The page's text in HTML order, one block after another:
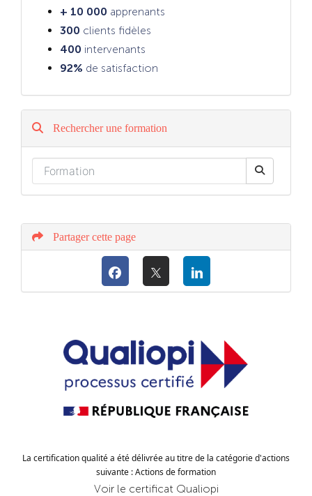
+ 10 000 apprenants
300 clients fidèles
400 intervenants
92% de satisfaction
Rechercher une formation
Partager cette page
La certification qualité a été délivrée au titre de la catégorie d'actions
suivante : Actions de formation
Voir le certificat Qualiopi